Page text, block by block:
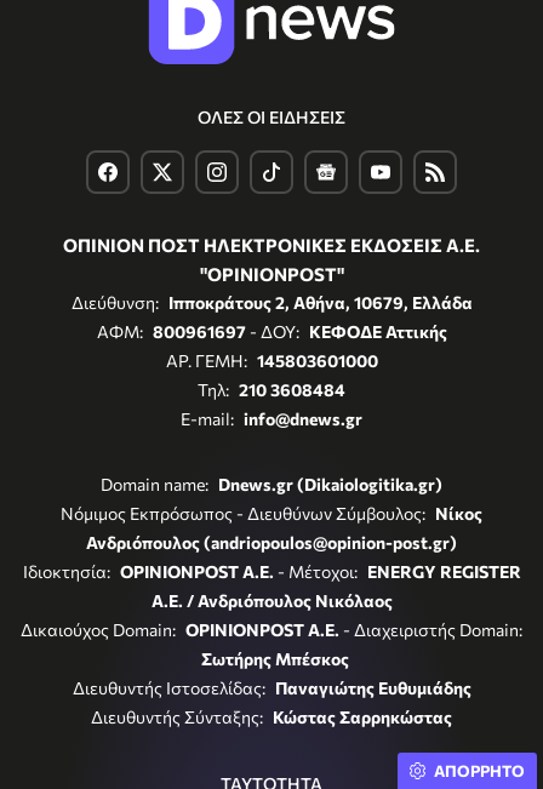
ΟΛΕΣ ΟΙ ΕΙΔΗΣΕΙΣ
ΟΠΙΝΙΟΝ ΠΟΣΤ ΗΛΕΚΤΡΟΝΙΚΕΣ ΕΚΔΟΣΕΙΣ Α.Ε.
"OPINIONPOST"
Διεύθυνση: Ιπποκράτους 2, Αθήνα, 10679, Ελλάδα
ΑΦΜ: 800961697- ΔΟΥ: ΚΕΦΟΔΕ Αττικής
ΑΡ. ΓΕΜΗ: 145803601000
Τηλ: 210 3608484
E-mail: info@dnews.gr
Domain name: Dnews.gr (Dikaiologitika.gr)
Νόμιμος Εκπρόσωπος - Διευθύνων Σύμβουλος: Νίκος
Ανδριόπουλος (andriopoulos@opinion-post.gr)
Ιδιοκτησία: OPINIONPOST A.E. - Μέτοχοι: ENERGY REGISTER
Α.Ε. / Ανδριόπουλος Νικόλαος
Δικαιούχος Domain: OPINIONPOST A.E. - Διαχειριστής Domain:
Σωτήρης Μπέσκος
Διευθυντής Ιστοσελίδας: Παναγιώτης Ευθυμιάδης
Διευθυντής Σύνταξης: Κώστας Σαρρηκώστας
ΤΑΥΤΟΤΗΤΑ
ΑΠΟΡΡΗΤΟ